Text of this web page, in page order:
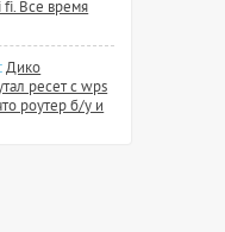
fi. Все время
Дико
ресет с wps
роутер б/у и